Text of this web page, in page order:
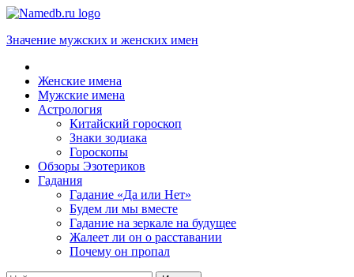
Значение мужских и женских имен
Женские имена
Мужские имена
Астрология
Китайский гороскоп
Знаки зодиака
Гороскопы
Обзоры Эзотериков
Гадания
Гадание «Да или Нет»
Будем ли мы вместе
Гадание на зеркале на будущее
Жалеет ли он о расставании
Почему он пропал